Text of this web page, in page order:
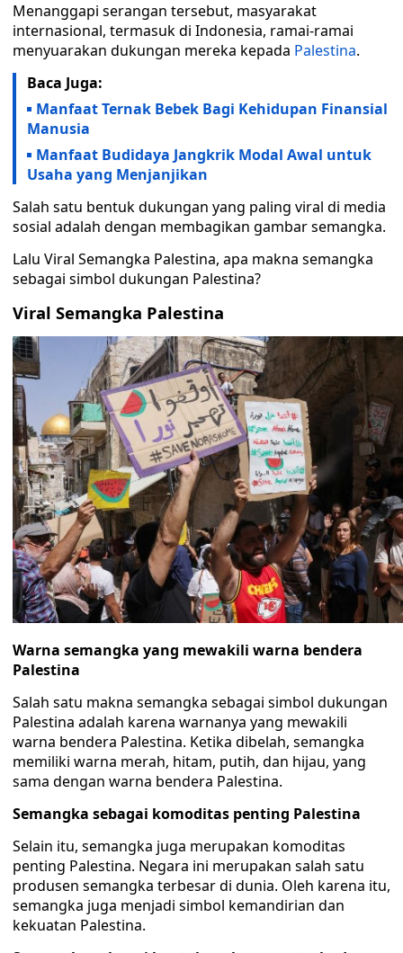
Menanggapi serangan tersebut, masyarakat
internasional, termasuk di Indonesia, ramai-ramai
menyuarakan dukungan mereka kepada Palestina.
Baca Juga:
Manfaat Ternak Bebek Bagi Kehidupan Finansial
Manusia
Manfaat Budidaya Jangkrik Modal Awal untuk
Usaha yang Menjanjikan
Salah satu bentuk dukungan yang paling viral di media
sosial adalah dengan membagikan gambar semangka.
Lalu Viral Semangka Palestina, apa makna semangka
sebagai simbol dukungan Palestina?
Viral Semangka Palestina
Warna semangka yang mewakili warna bendera
Palestina
Salah satu makna semangka sebagai simbol dukungan
Palestina adalah karena warnanya yang mewakili
warna bendera Palestina. Ketika dibelah, semangka
memiliki warna merah, hitam, putih, dan hijau, yang
sama dengan warna bendera Palestina.
Semangka sebagai komoditas penting Palestina
Selain itu, semangka juga merupakan komoditas
penting Palestina. Negara ini merupakan salah satu
produsen semangka terbesar di dunia. Oleh karena itu,
semangka juga menjadi simbol kemandirian dan
kekuatan Palestina.